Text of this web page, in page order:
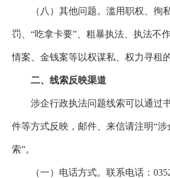
（八）其他问题。滥用职权、徇
罚、 “吃拿卡要”、粗暴执法、执法不
情案、金钱案等以权谋私、权力寻租
二、线索反映渠道
涉企行政执法问题线索可以通过
件等方式反映，邮件、来信请注明“涉
索”。
（一）电话方式。联系电话：